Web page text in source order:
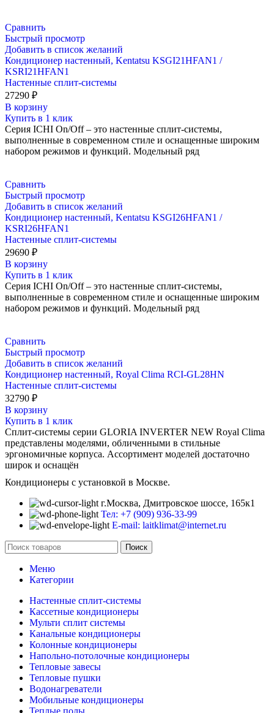
Сравнить
Быстрый просмотр
Добавить в список желаний
Кондиционер настенный, Kentatsu KSGI21HFAN1 /
KSRI21HFAN1
Настенные сплит-системы
27290 ₽
В корзину
Купить в 1 клик
Серия ICHI On/Off – это настенные сплит-системы,
выполненные в современном стиле и оснащенные широким
набором режимов и функций. Модельный ряд
Сравнить
Быстрый просмотр
Добавить в список желаний
Кондиционер настенный, Kentatsu KSGI26HFAN1 /
KSRI26HFAN1
Настенные сплит-системы
29690 ₽
В корзину
Купить в 1 клик
Серия ICHI On/Off – это настенные сплит-системы,
выполненные в современном стиле и оснащенные широким
набором режимов и функций. Модельный ряд
Сравнить
Быстрый просмотр
Добавить в список желаний
Кондиционер настенный, Royal Clima RCI-GL28HN
Настенные сплит-системы
32790 ₽
В корзину
Купить в 1 клик
Сплит-системы серии GLORIA INVERTER NEW Royal Clima
представлены моделями, обличенными в стильные
эргономичные корпуса. Ассортимент моделей достаточно
широк и оснащён
Кондиционеры с установкой в Москве.
г.Москва, Дмитровское шоссе, 165к1
Тел: +7 (909) 936-33-99
E-mail: laitklimat@internet.ru
Поиск
Меню
Категории
Настенные сплит-системы
Кассетные кондиционеры
Мульти сплит системы
Канальные кондиционеры
Колонные кондиционеры
Напольно-потолочные кондиционеры
Тепловые завесы
Тепловые пушки
Водонагреватели
Мобильные кондиционеры
Теплые полы